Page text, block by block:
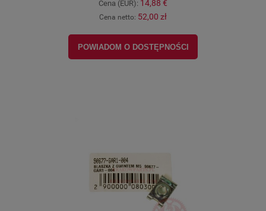
Cena (EUR): 14,88 €
Cena netto: 52,00 zł
POWIADOM O DOSTĘPNOŚCI